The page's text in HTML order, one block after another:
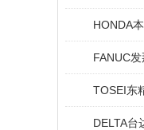
HONDA
FANUC
TOSEI东
DELTA台